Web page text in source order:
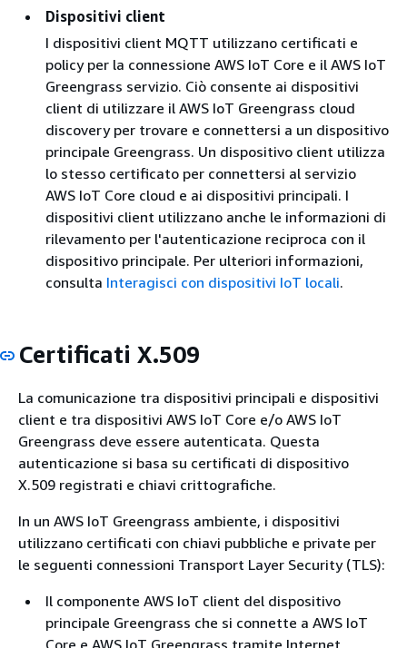
Dispositivi client
I dispositivi client MQTT utilizzano certificati e
policy per la connessione AWS IoT Core e il AWS IoT
Greengrass servizio. Ciò consente ai dispositivi
client di utilizzare il AWS IoT Greengrass cloud
discovery per trovare e connettersi a un dispositivo
principale Greengrass. Un dispositivo client utilizza
lo stesso certificato per connettersi al servizio
AWS IoT Core cloud e ai dispositivi principali. I
dispositivi client utilizzano anche le informazioni di
rilevamento per l'autenticazione reciproca con il
dispositivo principale. Per ulteriori informazioni,
consulta Interagisci con dispositivi IoT locali.
Certificati X.509
La comunicazione tra dispositivi principali e dispositivi
client e tra dispositivi AWS IoT Core e/o AWS IoT
Greengrass deve essere autenticata. Questa
autenticazione si basa su certificati di dispositivo
X.509 registrati e chiavi crittografiche.
In un AWS IoT Greengrass ambiente, i dispositivi
utilizzano certificati con chiavi pubbliche e private per
le seguenti connessioni Transport Layer Security (TLS):
Il componente AWS IoT client del dispositivo
principale Greengrass che si connette a AWS IoT
Core e AWS IoT Greengrass tramite Internet.